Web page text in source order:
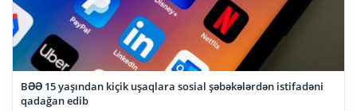
BƏƏ 15 yaşından kiçik uşaqlara sosial şəbəkələrdən istifadəni
qadağan edib